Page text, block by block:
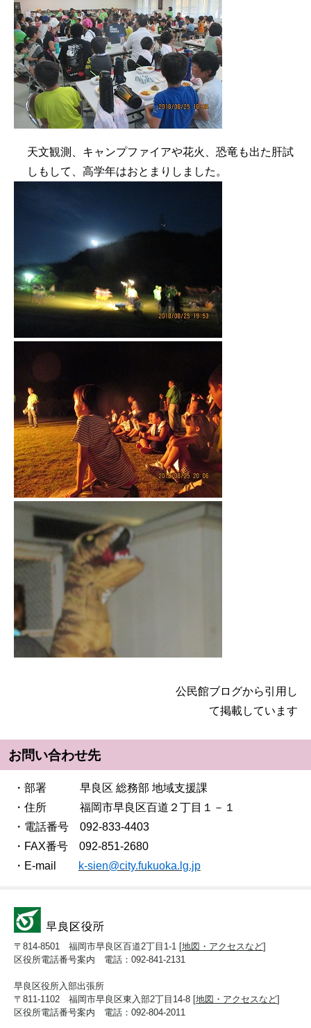
天文観測、キャンプファイアや花火、恐竜も出た肝試
しもして、高学年はおとまりしました。
公民館ブログから引用し
て掲載しています
お問い合わせ先
・部署 早良区 総務部 地域支援課
・住所 福岡市早良区百道２丁目１－１
・電話番号 092-833-4403
・FAX番号 092-851-2680
・E-mail
k-sien@city.fukuoka.lg.jp
〒814-8501 福岡市早良区百道2丁目1-1 [地図・アクセスなど]
区役所電話番号案内 電話：092-841-2131
早良区役所入部出張所
〒811-1102 福岡市早良区東入部2丁目14-8 [地図・アクセスなど]
区役所電話番号案内 電話：092-804-2011